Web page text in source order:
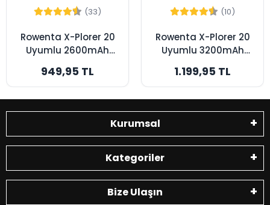
(33)
Rowenta X-Plorer 20
Uyumlu 2600mAh
Bataryası - Orijinal
Kapasite
949,95 TL
(10)
Rowenta X-Plorer 20
Uyumlu 3200mAh
Bataryası - Yüksek
Kapasite
1.199,95 TL
Kurumsal
Kategoriler
Bize Ulaşın